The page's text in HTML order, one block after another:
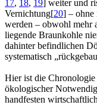
17, 18, 19] weiter und
Vernichtung[20] – ohne
werden – obwohl mehr
liegende Braunkohle
dahinter befindlichen
systematisch
Hier ist die Chronologie
ökologischer
handfesten